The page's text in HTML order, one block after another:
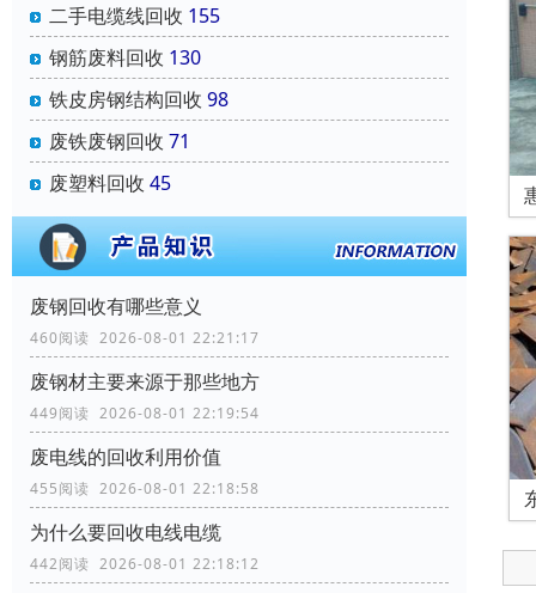
二手电缆线回收 155
钢筋废料回收 130
铁皮房钢结构回收 98
废铁废钢回收 71
废塑料回收 45
废钢回收有哪些意义
460阅读 2026-08-01 22:21:17
废钢材主要来源于那些地方
449阅读 2026-08-01 22:19:54
废电线的回收利用价值
455阅读 2026-08-01 22:18:58
为什么要回收电线电缆
442阅读 2026-08-01 22:18:12